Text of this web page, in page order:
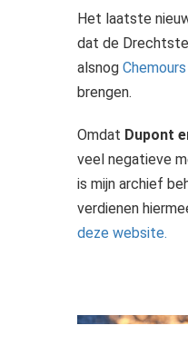
Het laatste
dat de
alsnog
brengen.
Omdat Dupont
veel negatieve
is mijn archief
verdienen
deze website.